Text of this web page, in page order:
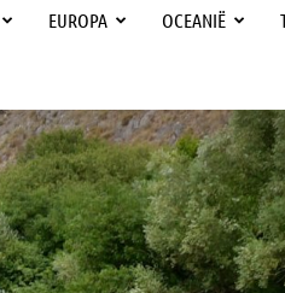
EUROPA OCEANIË